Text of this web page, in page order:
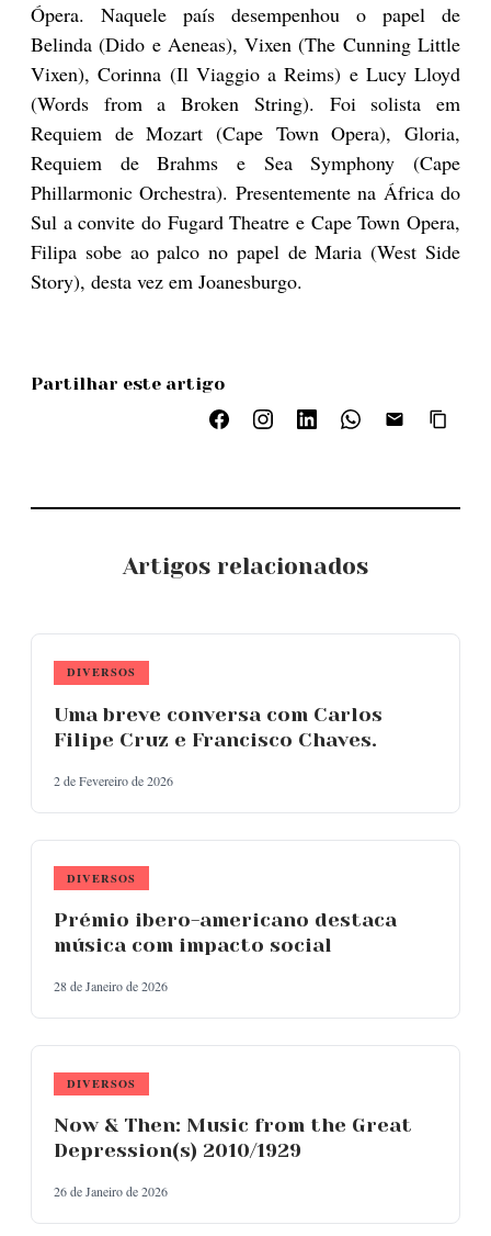
Ópera. Naquele país desempenhou o papel de
Belinda (Dido e Aeneas), Vixen (The Cunning Little
Vixen), Corinna (Il Viaggio a Reims) e Lucy Lloyd
(Words from a Broken String). Foi solista em
Requiem de Mozart (Cape Town Opera), Gloria,
Requiem de Brahms e Sea Symphony (Cape
Phillarmonic Orchestra). Presentemente na África do
Sul a convite do Fugard Theatre e Cape Town Opera,
Filipa sobe ao palco no papel de Maria (West Side
Story), desta vez em Joanesburgo.
Partilhar este artigo
Artigos relacionados
DIVERSOS
Uma breve conversa com Carlos
Filipe Cruz e Francisco Chaves.
2 de Fevereiro de 2026
DIVERSOS
Prémio ibero-americano destaca
música com impacto social
28 de Janeiro de 2026
DIVERSOS
Now & Then: Music from the Great
Depression(s) 2010/1929
26 de Janeiro de 2026